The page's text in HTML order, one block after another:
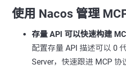
使用 Nacos 管理
存量 API 可以快速构建
配置存量 API 描述可以 0
Server，快速跟进 MCP 协